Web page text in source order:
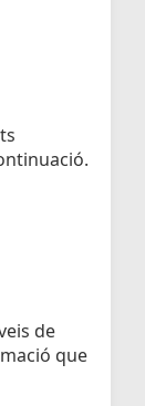
de
que